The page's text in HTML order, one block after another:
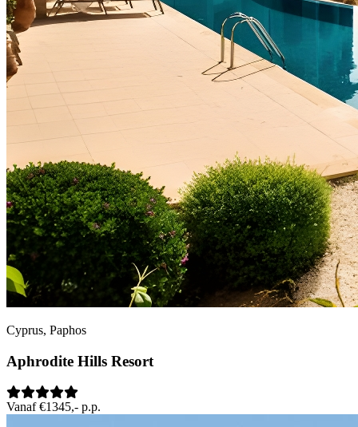
Cyprus, Paphos
Aphrodite Hills Resort
Vanaf €1345,- p.p.